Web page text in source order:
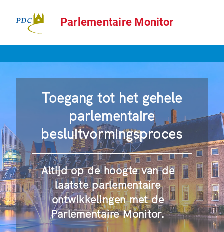
Parlementaire Monitor
Toegang tot het gehele
parlementaire
besluitvormingsproces
Altijd op de hoogte van de
laatste parlementaire
ontwikkelingen met de
Parlementaire Monitor.